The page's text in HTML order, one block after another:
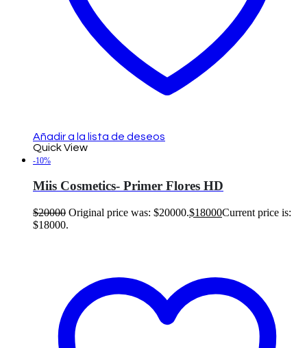
Añadir a la lista de deseos
Quick View
-10%
Miis Cosmetics- Primer Flores HD
$20000 Original price was: $20000.$18000Current price is:
$18000.